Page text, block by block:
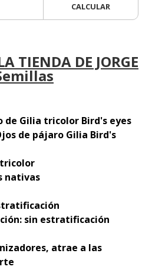
CALCULAR
TIENDA DE JORGE
de Gilia tricolor Bird's eyes
de pájaro Gilia Bird's
nativas
sin estratificación
atrae a las